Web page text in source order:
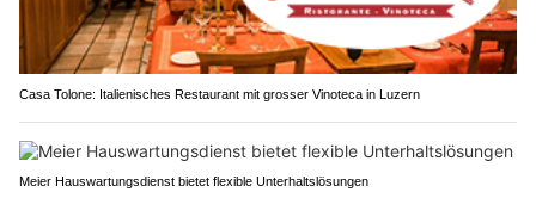
Casa Tolone: Italienisches Restaurant mit grosser Vinoteca in Luzern
Meier Hauswartungsdienst bietet flexible Unterhaltslösungen